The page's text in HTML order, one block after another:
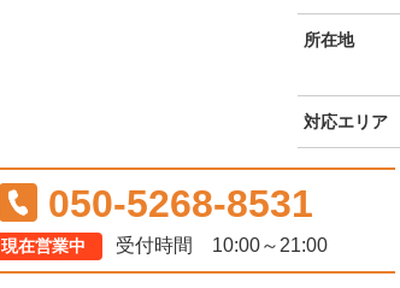
所在地
対応エリア
050-5268-8531
現在営業中 受付時間 10:00～21:00